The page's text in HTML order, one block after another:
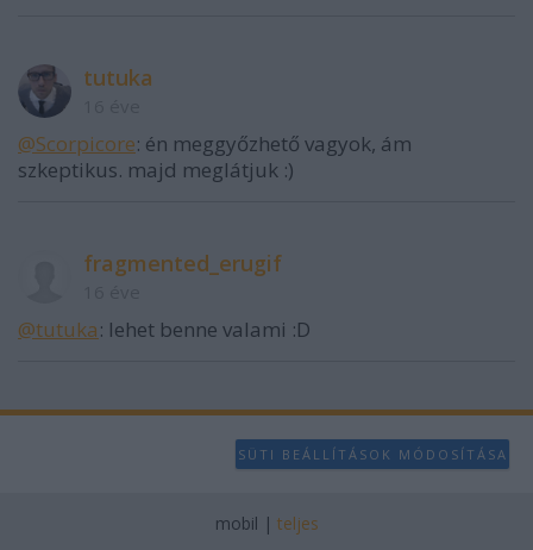
tutuka
@Scorpicore: én meggyőzhető vagyok, ám
szkeptikus. majd meglátjuk :)
fragmented_erugif
@tutuka: lehet benne valami :D
SÜTI BEÁLLÍTÁSOK MÓDOSÍTÁSA
mobil | teljes